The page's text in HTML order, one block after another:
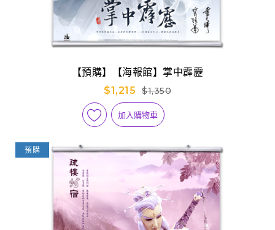
【預購】【海報館】掌中霹靂
$1,215
$1,350
加入購物車
預購